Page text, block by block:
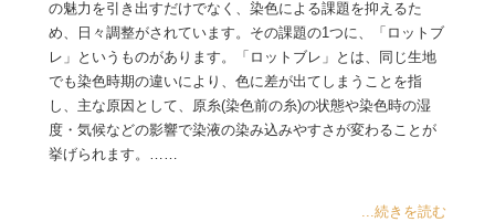
の魅力を引き出すだけでなく、染色による課題を抑えるた
め、日々調整がされています。その課題の1つに、「ロットブ
レ」というものがあります。「ロットブレ」とは、同じ生地
でも染色時期の違いにより、色に差が出てしまうことを指
し、主な原因として、原糸(染色前の糸)の状態や染色時の湿
度・気候などの影響で染液の染み込みやすさが変わることが
挙げられます。……
...続きを読む